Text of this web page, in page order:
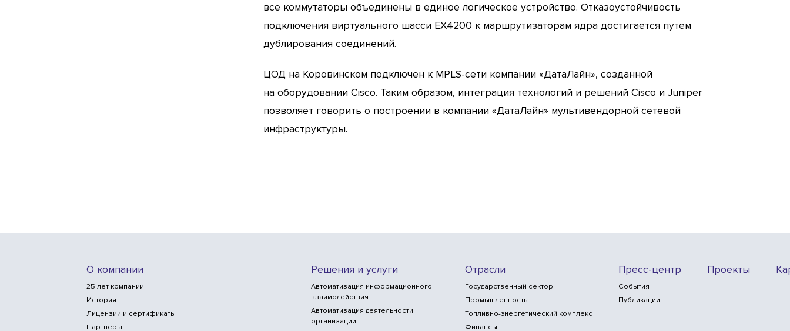
все коммутаторы объединены в единое логическое устройство. Отказоустойчивость
подключения виртуального шасси EX4200 к маршрутизаторам ядра достигается путем
дублирования соединений.
ЦОД на Коровинском подключен к MPLS-сети компании «ДатаЛайн», созданной
на оборудовании Cisco. Таким образом, интеграция технологий и решений Cisco и Juniper
позволяет говорить о построении в компании «ДатаЛайн» мультивендорной сетевой
инфраструктуры.
О компании
25 лет компании
История
Лицензии и сертификаты
Партнеры
Решения и услуги
Автоматизация информационного
взаимодействия
Автоматизация деятельности
организации
Отрасли
Государственный сектор
Промышленность
Топливно-энергетический комплекс
Финансы
Пресс-центр
События
Публикации
Проекты